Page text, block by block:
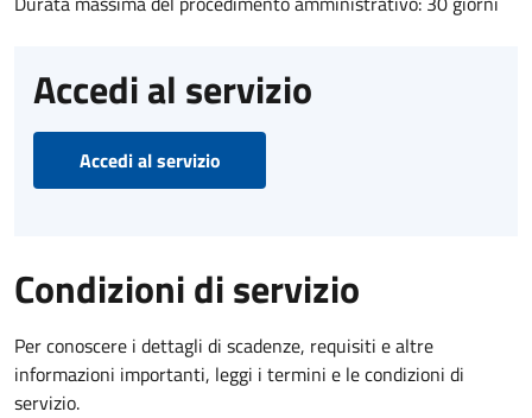
Accedi al servizio
Accedi al servizio
Condizioni di servizio
Per conoscere i dettagli di scadenze, requisiti e altre
informazioni importanti, leggi i termini e le condizioni di
servizio.